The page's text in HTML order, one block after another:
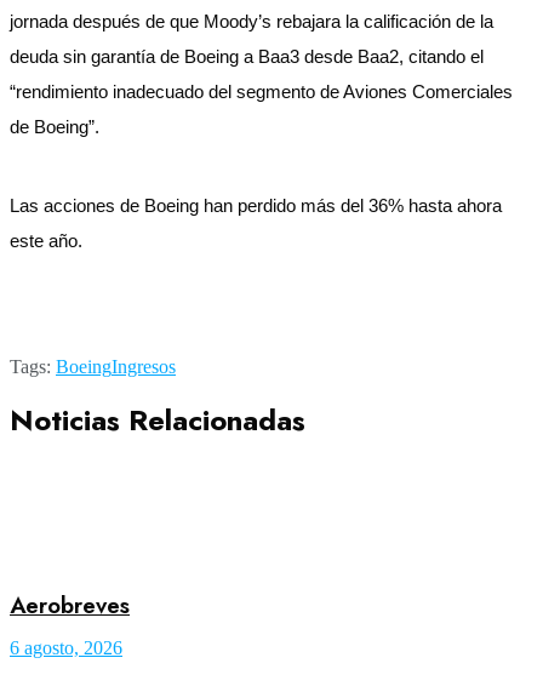
jornada después de que Moody’s rebajara la calificación de la
deuda sin garantía de Boeing a Baa3 desde Baa2, citando el
“rendimiento inadecuado del segmento de Aviones Comerciales
de Boeing”.
Las acciones de Boeing han perdido más del 36% hasta ahora
este año.
Tags: BoeingIngresos
Noticias Relacionadas
Aerobreves
6 agosto, 2026